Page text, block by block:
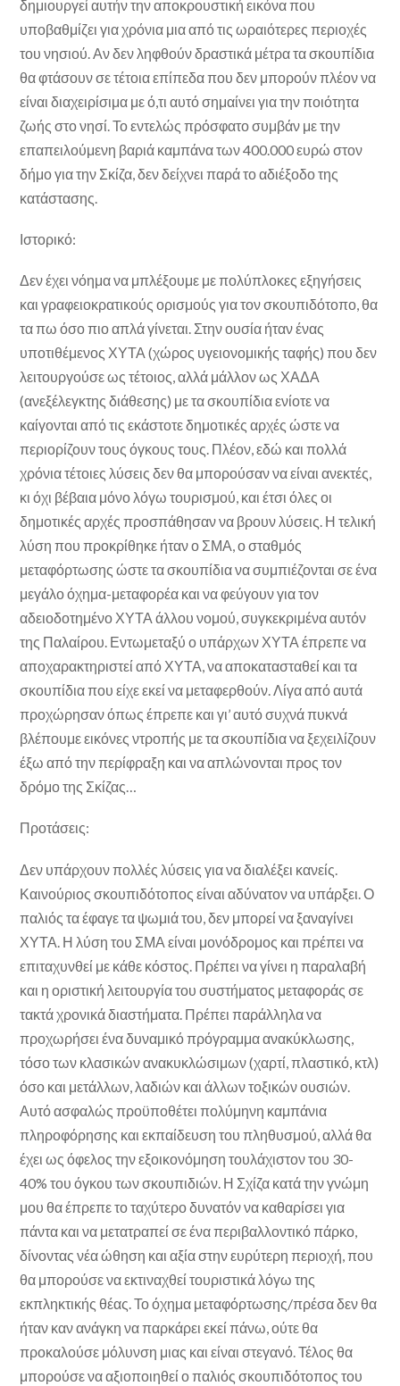
δημιουργεί αυτήν την αποκρουστική εικόνα που
υποβαθμίζει για χρόνια μια από τις ωραιότερες περιοχές
του νησιού. Αν δεν ληφθούν δραστικά μέτρα τα σκουπίδια
θα φτάσουν σε τέτοια επίπεδα που δεν μπορούν πλέον να
είναι διαχειρίσιμα με ό,τι αυτό σημαίνει για την ποιότητα
ζωής στο νησί. Το εντελώς πρόσφατο συμβάν με την
επαπειλούμενη βαριά καμπάνα των 400.000 ευρώ στον
δήμο για την Σκίζα, δεν δείχνει παρά το αδιέξοδο της
κατάστασης.
Ιστορικό:
Δεν έχει νόημα να μπλέξουμε με πολύπλοκες εξηγήσεις
και γραφειοκρατικούς ορισμούς για τον σκουπιδότοπο, θα
τα πω όσο πιο απλά γίνεται. Στην ουσία ήταν ένας
υποτιθέμενος ΧΥΤΑ (χώρος υγειονομικής ταφής) που δεν
λειτουργούσε ως τέτοιος, αλλά μάλλον ως ΧΑΔΑ
(ανεξέλεγκτης διάθεσης) με τα σκουπίδια ενίοτε να
καίγονται από τις εκάστοτε δημοτικές αρχές ώστε να
περιορίζουν τους όγκους τους. Πλέον, εδώ και πολλά
χρόνια τέτοιες λύσεις δεν θα μπορούσαν να είναι ανεκτές,
κι όχι βέβαια μόνο λόγω τουρισμού, και έτσι όλες οι
δημοτικές αρχές προσπάθησαν να βρουν λύσεις. Η τελική
λύση που προκρίθηκε ήταν ο ΣΜΑ, ο σταθμός
μεταφόρτωσης ώστε τα σκουπίδια να συμπιέζονται σε ένα
μεγάλο όχημα-μεταφορέα και να φεύγουν για τον
αδειοδοτημένο ΧΥΤΑ άλλου νομού, συγκεκριμένα αυτόν
της Παλαίρου. Εντωμεταξύ ο υπάρχων ΧΥΤΑ έπρεπε να
αποχαρακτηριστεί από ΧΥΤΑ, να αποκατασταθεί και τα
σκουπίδια που είχε εκεί να μεταφερθούν. Λίγα από αυτά
προχώρησαν όπως έπρεπε και γι’ αυτό συχνά πυκνά
βλέπουμε εικόνες ντροπής με τα σκουπίδια να ξεχειλίζουν
έξω από την περίφραξη και να απλώνονται προς τον
δρόμο της Σκίζας…
Προτάσεις:
Δεν υπάρχουν πολλές λύσεις για να διαλέξει κανείς.
Καινούριος σκουπιδότοπος είναι αδύνατον να υπάρξει. Ο
παλιός τα έφαγε τα ψωμιά του, δεν μπορεί να ξαναγίνει
ΧΥΤΑ. Η λύση του ΣΜΑ είναι μονόδρομος και πρέπει να
επιταχυνθεί με κάθε κόστος. Πρέπει να γίνει η παραλαβή
και η οριστική λειτουργία του συστήματος μεταφοράς σε
τακτά χρονικά διαστήματα. Πρέπει παράλληλα να
προχωρήσει ένα δυναμικό πρόγραμμα ανακύκλωσης,
τόσο των κλασικών ανακυκλώσιμων (χαρτί, πλαστικό, κτλ)
όσο και μετάλλων, λαδιών και άλλων τοξικών ουσιών.
Αυτό ασφαλώς προϋποθέτει πολύμηνη καμπάνια
πληροφόρησης και εκπαίδευση του πληθυσμού, αλλά θα
έχει ως όφελος την εξοικονόμηση τουλάχιστον του 30-
40% του όγκου των σκουπιδιών. Η Σχίζα κατά την γνώμη
μου θα έπρεπε το ταχύτερο δυνατόν να καθαρίσει για
πάντα και να μετατραπεί σε ένα περιβαλλοντικό πάρκο,
δίνοντας νέα ώθηση και αξία στην ευρύτερη περιοχή, που
θα μπορούσε να εκτιναχθεί τουριστικά λόγω της
εκπληκτικής θέας. Το όχημα μεταφόρτωσης/πρέσα δεν θα
ήταν καν ανάγκη να παρκάρει εκεί πάνω, ούτε θα
προκαλούσε μόλυνση μιας και είναι στεγανό. Τέλος θα
μπορούσε να αξιοποιηθεί ο παλιός σκουπιδότοπος του